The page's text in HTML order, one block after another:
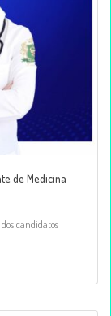
de Medicina
candidatos